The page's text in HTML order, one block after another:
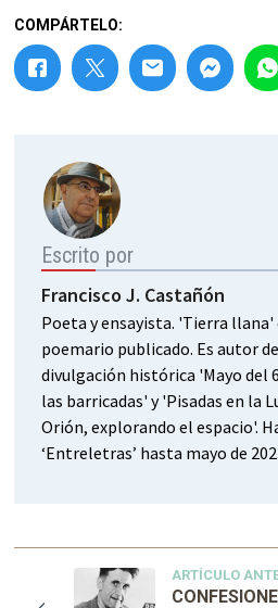
COMPÁRTELO:
Escrito por
Francisco J. Castañón
Poeta y ensayista. 'Tierra
poemario publicado. Es autor
divulgación histórica 'Mayo del
las barricadas' y 'Pisadas en la
Orión, explorando el espacio'.
‘Entreletras’ hasta mayo de
ARTÍCULO